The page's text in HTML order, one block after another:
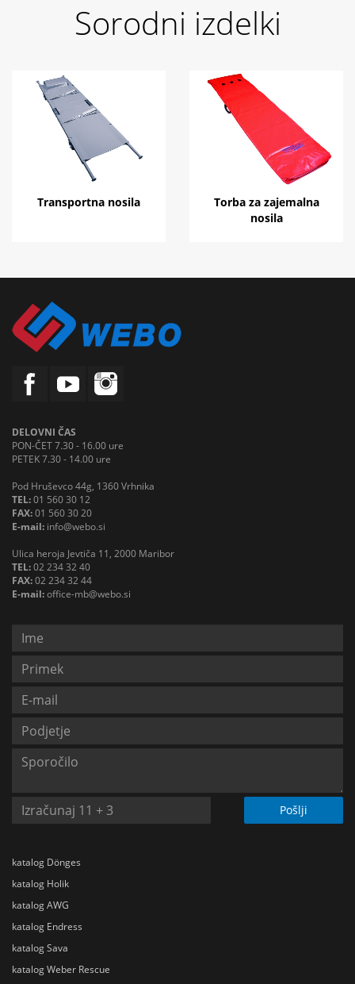
Sorodni izdelki
Transportna nosila
Torba za zajemalna
nosila
DELOVNI ČAS
PON-ČET 7.30 - 16.00 ure
PETEK 7.30 - 14.00 ure
Pod Hruševco 44g, 1360 Vrhnika
TEL:01 560 30 12
FAX:01 560 30 20
E-mail: info@webo.si
Ulica heroja Jevtiča 11, 2000 Maribor
TEL:02 234 32 40
FAX:02 234 32 44
E-mail:office-mb@webo.si
Pošlji
katalog Dönges
katalog Holik
katalog AWG
katalog Endress
katalog Sava
katalog Weber Rescue